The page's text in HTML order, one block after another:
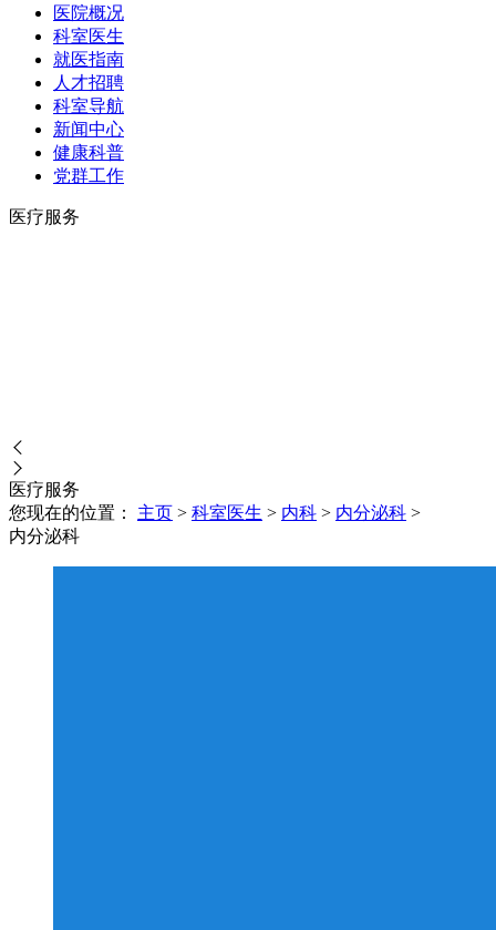
医院概况
科室医生
就医指南
人才招聘
科室导航
新闻中心
健康科普
党群工作
医疗服务
医疗服务
您现在的位置：
主页 > 科室医生 > 内科 > 内分泌科 >
内分泌科